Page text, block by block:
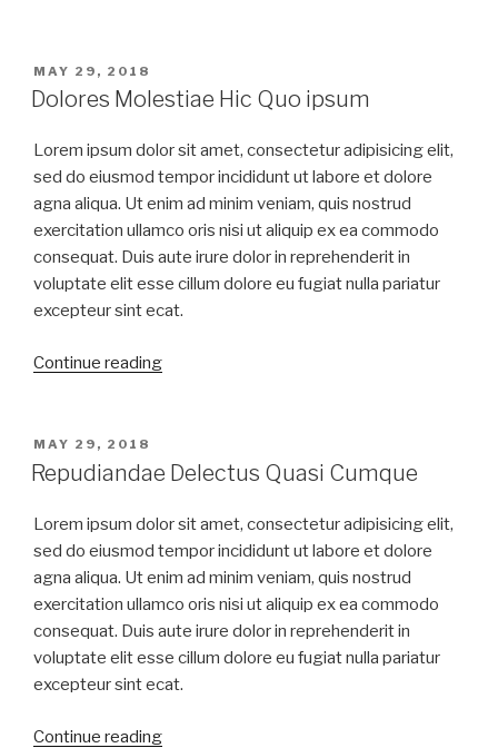
MAY 29, 2018
Dolores Molestiae Hic Quo ipsum
Lorem ipsum dolor sit amet, consectetur adipisicing elit,
sed do eiusmod tempor incididunt ut labore et dolore
agna aliqua. Ut enim ad minim veniam, quis nostrud
exercitation ullamco oris nisi ut aliquip ex ea commodo
consequat. Duis aute irure dolor in reprehenderit in
voluptate elit esse cillum dolore eu fugiat nulla pariatur
excepteur sint ecat.
Continue reading
MAY 29, 2018
Repudiandae Delectus Quasi Cumque
Lorem ipsum dolor sit amet, consectetur adipisicing elit,
sed do eiusmod tempor incididunt ut labore et dolore
agna aliqua. Ut enim ad minim veniam, quis nostrud
exercitation ullamco oris nisi ut aliquip ex ea commodo
consequat. Duis aute irure dolor in reprehenderit in
voluptate elit esse cillum dolore eu fugiat nulla pariatur
excepteur sint ecat.
Continue reading